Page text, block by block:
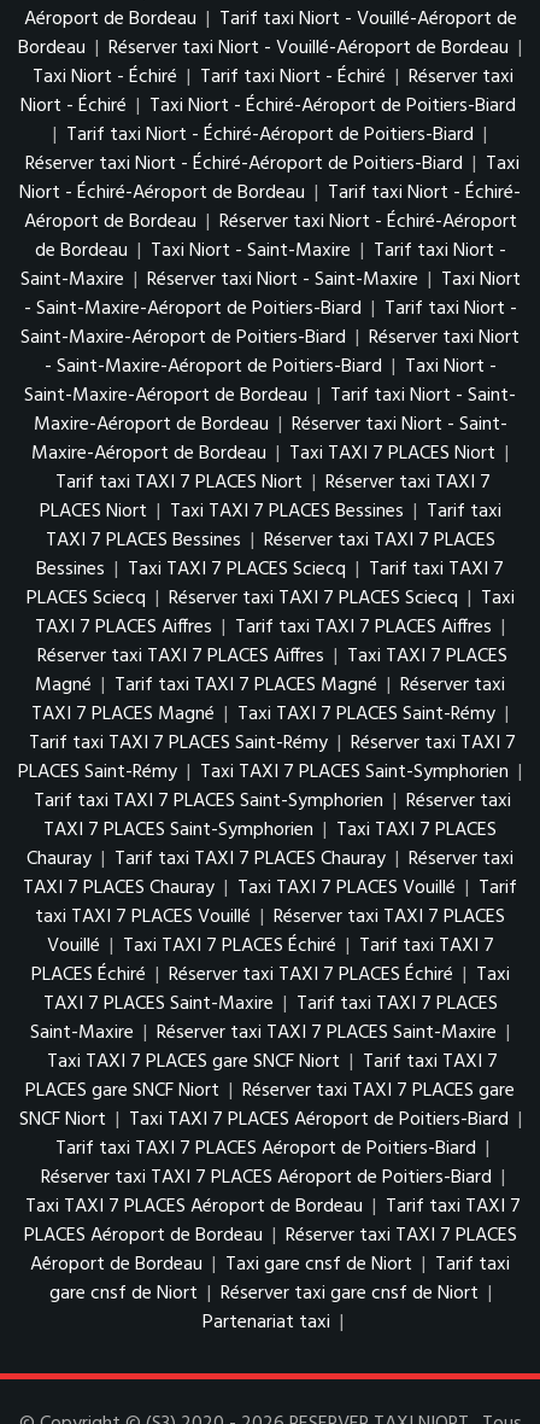
Aéroport de Bordeau | Tarif taxi Niort - Vouillé-Aéroport de
Bordeau | Réserver taxi Niort - Vouillé-Aéroport de Bordeau |
Taxi Niort - Échiré | Tarif taxi Niort - Échiré | Réserver taxi
Niort - Échiré | Taxi Niort - Échiré-Aéroport de Poitiers-Biard
| Tarif taxi Niort - Échiré-Aéroport de Poitiers-Biard |
Réserver taxi Niort - Échiré-Aéroport de Poitiers-Biard | Taxi
Niort - Échiré-Aéroport de Bordeau | Tarif taxi Niort - Échiré-
Aéroport de Bordeau | Réserver taxi Niort - Échiré-Aéroport
de Bordeau | Taxi Niort - Saint-Maxire | Tarif taxi Niort -
Saint-Maxire | Réserver taxi Niort - Saint-Maxire | Taxi Niort
- Saint-Maxire-Aéroport de Poitiers-Biard | Tarif taxi Niort -
Saint-Maxire-Aéroport de Poitiers-Biard | Réserver taxi Niort
- Saint-Maxire-Aéroport de Poitiers-Biard | Taxi Niort -
Saint-Maxire-Aéroport de Bordeau | Tarif taxi Niort - Saint-
Maxire-Aéroport de Bordeau | Réserver taxi Niort - Saint-
Maxire-Aéroport de Bordeau | Taxi TAXI 7 PLACES Niort |
Tarif taxi TAXI 7 PLACES Niort | Réserver taxi TAXI 7
PLACES Niort | Taxi TAXI 7 PLACES Bessines | Tarif taxi
TAXI 7 PLACES Bessines | Réserver taxi TAXI 7 PLACES
Bessines | Taxi TAXI 7 PLACES Sciecq | Tarif taxi TAXI 7
PLACES Sciecq | Réserver taxi TAXI 7 PLACES Sciecq | Taxi
TAXI 7 PLACES Aiffres | Tarif taxi TAXI 7 PLACES Aiffres |
Réserver taxi TAXI 7 PLACES Aiffres | Taxi TAXI 7 PLACES
Magné | Tarif taxi TAXI 7 PLACES Magné | Réserver taxi
TAXI 7 PLACES Magné | Taxi TAXI 7 PLACES Saint-Rémy |
Tarif taxi TAXI 7 PLACES Saint-Rémy | Réserver taxi TAXI 7
PLACES Saint-Rémy | Taxi TAXI 7 PLACES Saint-Symphorien |
Tarif taxi TAXI 7 PLACES Saint-Symphorien | Réserver taxi
TAXI 7 PLACES Saint-Symphorien | Taxi TAXI 7 PLACES
Chauray | Tarif taxi TAXI 7 PLACES Chauray | Réserver taxi
TAXI 7 PLACES Chauray | Taxi TAXI 7 PLACES Vouillé | Tarif
taxi TAXI 7 PLACES Vouillé | Réserver taxi TAXI 7 PLACES
Vouillé | Taxi TAXI 7 PLACES Échiré | Tarif taxi TAXI 7
PLACES Échiré | Réserver taxi TAXI 7 PLACES Échiré | Taxi
TAXI 7 PLACES Saint-Maxire | Tarif taxi TAXI 7 PLACES
Saint-Maxire | Réserver taxi TAXI 7 PLACES Saint-Maxire |
Taxi TAXI 7 PLACES gare SNCF Niort | Tarif taxi TAXI 7
PLACES gare SNCF Niort | Réserver taxi TAXI 7 PLACES gare
SNCF Niort | Taxi TAXI 7 PLACES Aéroport de Poitiers-Biard |
Tarif taxi TAXI 7 PLACES Aéroport de Poitiers-Biard |
Réserver taxi TAXI 7 PLACES Aéroport de Poitiers-Biard |
Taxi TAXI 7 PLACES Aéroport de Bordeau | Tarif taxi TAXI 7
PLACES Aéroport de Bordeau | Réserver taxi TAXI 7 PLACES
Aéroport de Bordeau | Taxi gare cnsf de Niort | Tarif taxi
gare cnsf de Niort | Réserver taxi gare cnsf de Niort |
Partenariat taxi |